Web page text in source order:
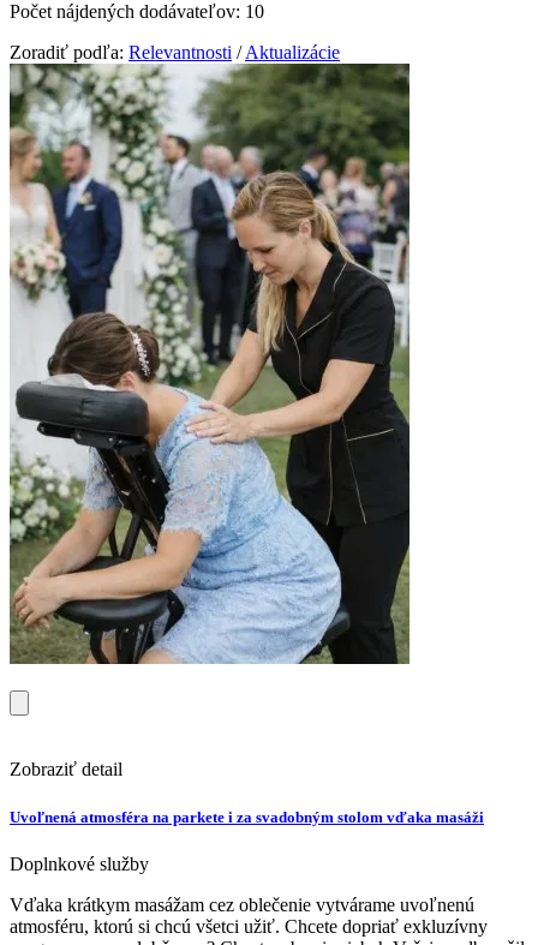
Počet nájdených dodávateľov: 10
Zoradiť podľa: Relevantnosti /Aktualizácie
Zobraziť detail
Uvoľnená atmosféra na parkete i za svadobným stolom vďaka masáži
Doplnkové služby
Vďaka krátkym masážam cez oblečenie vytvárame uvoľnenú
atmosféru, ktorú si chcú všetci užiť. Chcete dopriať exkluzívny